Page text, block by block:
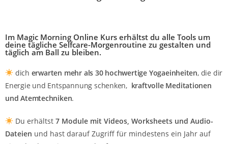
Im Magic Morning Online Kurs erhältst du alle Tools um
deine tägliche Selfcare-Morgenroutine zu gestalten und
täglich am Ball zu bleiben.
dich erwarten mehr als 30 hochwertige Yogaeinheiten, die dir
Energie und Entspannung schenken, kraftvolle Meditationen
und Atemtechniken.
Du erhältst 7 Module mit Videos, Worksheets und Audio-
Dateien und hast darauf Zugriff für mindestens ein Jahr auf